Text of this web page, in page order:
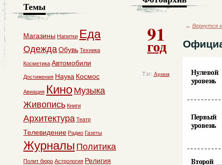
91
год
Тэг: Армия
← Вернутся
Темы
Магазины Напитки Еда
ОдеждаОбувь Техника
Косметика Автомобили
Достижения Наука Космос
Авиация Кино Музыка
Живопись Книги
Архитектура Театр
Телевидение Радио Газеты
Журналы Политика
Полит бюро Астрология Религия